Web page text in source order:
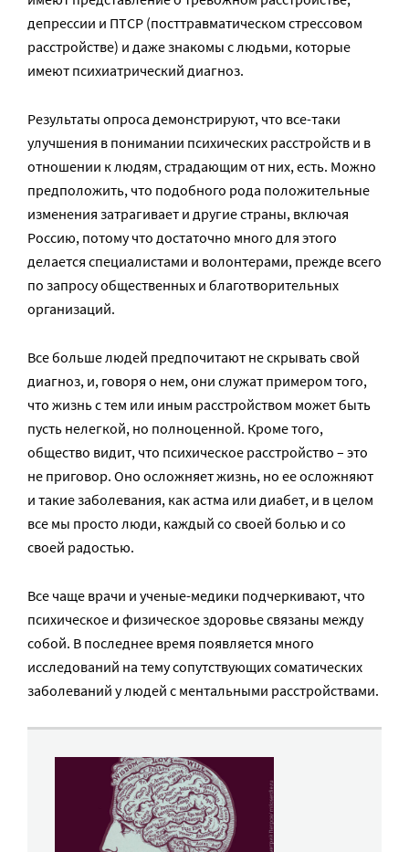
депрессии и ПТСР (посттравматическом стрессовом
расстройстве) и даже знакомы с людьми, которые
имеют психиатрический диагноз.
Результаты опроса демонстрируют, что все-таки
улучшения в понимании психических расстройств и в
отношении к людям, страдающим от них, есть. Можно
предположить, что подобного рода положительные
изменения затрагивает и другие страны, включая
Россию, потому что достаточно много для этого
делается специалистами и волонтерами, прежде всего
по запросу общественных и благотворительных
организаций.
Все больше людей предпочитают не скрывать свой
диагноз, и, говоря о нем, они служат примером того,
что жизнь с тем или иным расстройством может быть
пусть нелегкой, но полноценной. Кроме того,
общество видит, что психическое расстройство – это
не приговор. Оно осложняет жизнь, но ее осложняют
и такие заболевания, как астма или диабет, и в целом
все мы просто люди, каждый со своей болью и со
своей радостью.
Все чаще врачи и ученые-медики подчеркивают, что
психическое и физическое здоровье связаны между
собой. В последнее время появляется много
исследований на тему сопутствующих соматических
заболеваний у людей с ментальными расстройствами.